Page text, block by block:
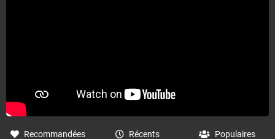
Recommandées Récents Populaires